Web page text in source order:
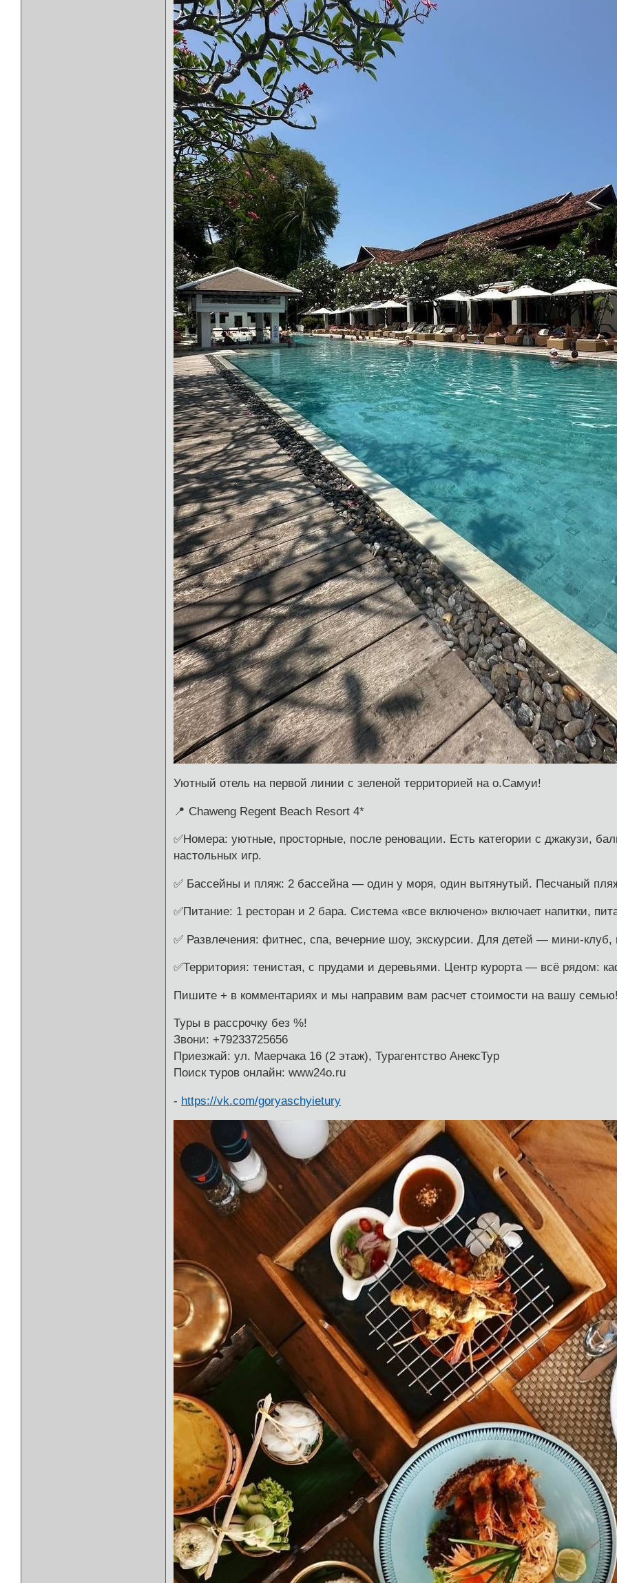
Уютный отель на первой линии с зеленой территорией на о.Самуи!
📍 Chaweng Regent Beach Resort 4*
✅Номера: уютные, просторные, после реновации. Есть категории с джакузи,
настольных игр.
✅ Бассейны и пляж: 2 бассейна — один у моря, один вытянутый. Песчаный
✅Питание: 1 ресторан и 2 бара. Система «все включено» включает напитки,
✅ Развлечения: фитнес, спа, вечерние шоу, экскурсии. Для детей — мини-
✅Территория: тенистая, с прудами и деревьями. Центр курорта — всё рядом:
Пишите + в комментариях и мы направим вам расчет стоимости на вашу
Туры в рассрочку без %!
Звони: +79233725656
Приезжай: ул. Маерчака 16 (2 этаж), Турагентство АнексТур
Поиск туров онлайн: www24o.ru
- https://vk.com/goryaschyietury